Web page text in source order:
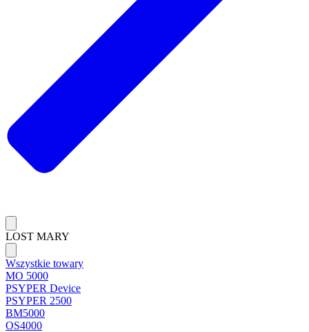
LOST MARY
Wszystkie towary
MO 5000
PSYPER Device
PSYPER 2500
BM5000
OS4000